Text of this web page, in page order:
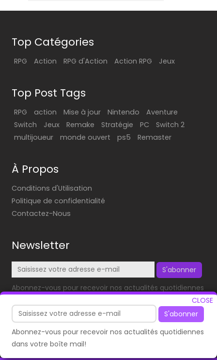
CLOSE
S'abonner
Abonnez-vous pour recevoir nos actualités quotidiennes
dans votre boîte mail!
Top Catégories
RPG Action RPG d'Action Action RPG Jeux
Top Post Tags
RPG action Mise à jour Nintendo
Aventure
Switch
Jeux Remake Stratégie PC
Switch 2
multijoueur
monde ouvert ps5 Remaster
À Propos
Conditions d'Utilisation
Politique de confidentialité
Contactez-Nous
Newsletter
S'abonner
Abonnez-vous pour recevoir nos actualités quotidiennes